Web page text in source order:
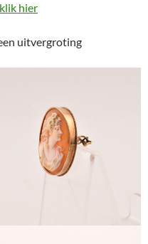
klik hier
uitvergroting